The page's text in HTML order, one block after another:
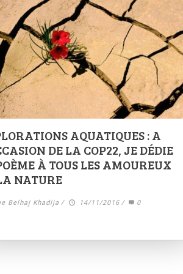
AQUATIQUES : A
DE LA COP22, JE DÉDIE
À TOUS LES AMOUREUX
NATURE
Belhaj Khadija / 14/11/2016 / 0